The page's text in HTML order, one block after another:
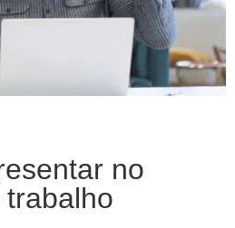
no